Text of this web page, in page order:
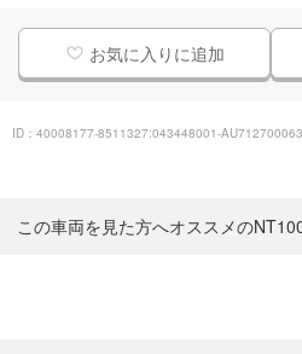
お気に入りに追加
ID：40008177-8511327:043448001-
この車両を見た方へオススメの